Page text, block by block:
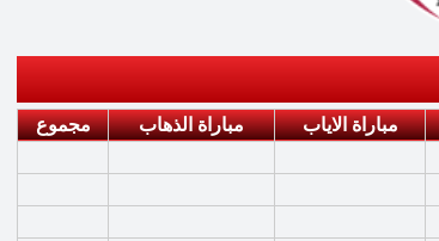
مباراة الاياب مباراة الذهاب
مجموع